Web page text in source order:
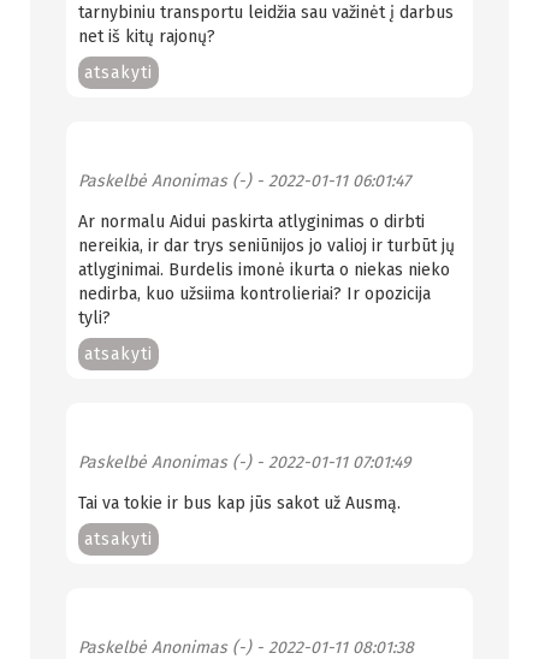
tarnybiniu transportu leidžia sau važinėt į darbus
net iš kitų rajonų?
atsakyti
Paskelbė Anonimas (-)- 2022-01-11 06:01:47
Ar normalu Aidui paskirta atlyginimas o dirbti
nereikia, ir dar trys seniūnijos jo valioj ir turbūt jų
atlyginimai. Burdelis imonė ikurta o niekas nieko
nedirba, kuo užsiima kontrolieriai? Ir opozicija
tyli?
atsakyti
Paskelbė Anonimas (-)- 2022-01-11 07:01:49
Tai va tokie ir bus kap jūs sakot už Ausmą.
atsakyti
Paskelbė Anonimas (-)- 2022-01-11 08:01:38